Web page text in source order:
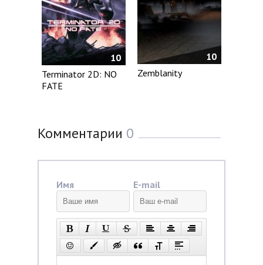
10
Terminator 2D: NO
FATE
10
Zemblanity
Комментарии 0
Имя E-mail